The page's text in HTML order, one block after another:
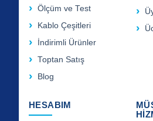
Ölçüm ve Test
Kablo Çeşitleri
İndirimli Ürünler
Toptan Satış
Blog
HESABIM